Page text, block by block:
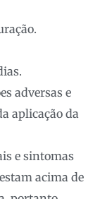
adversas e
aplicação da
e sintomas
acima de